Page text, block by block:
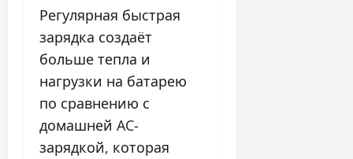
Регулярная быстрая
зарядка создаёт
больше тепла и
нагрузки на батарею
по сравнению с
домашней AC-
зарядкой, которая